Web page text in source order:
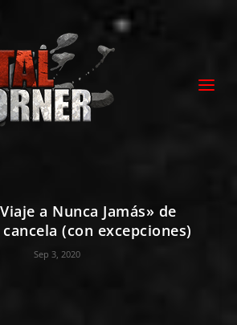
a Nunca Jamás» de
cancela (con excepciones)
Sep 3, 2020